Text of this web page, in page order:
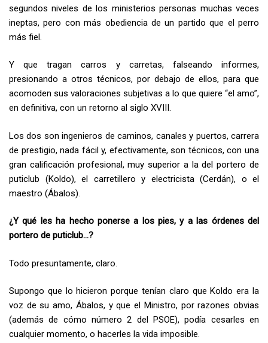
segundos niveles de los ministerios personas muchas veces
ineptas, pero con más obediencia de un partido que el perro
más fiel.
Y que tragan carros y carretas, falseando informes,
presionando a otros técnicos, por debajo de ellos, para que
acomoden sus valoraciones subjetivas a lo que quiere “el amo”,
en definitiva, con un retorno al siglo XVIII.
Los dos son ingenieros de caminos, canales y puertos, carrera
de prestigio, nada fácil y, efectivamente, son técnicos, con una
gran calificación profesional, muy superior a la del portero de
puticlub (Koldo), el carretillero y electricista (Cerdán), o el
maestro (Ábalos).
¿Y qué les ha hecho ponerse a los pies, y a las órdenes del
portero de puticlub…?
Todo presuntamente, claro.
Supongo que lo hicieron porque tenían claro que Koldo era la
voz de su amo, Ábalos, y que el Ministro, por razones obvias
(además de cómo número 2 del PSOE), podía cesarles en
cualquier momento, o hacerles la vida imposible.